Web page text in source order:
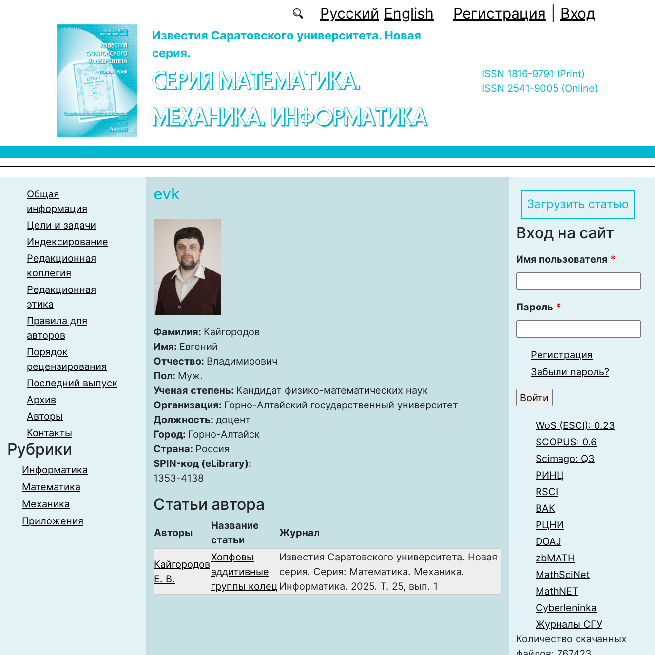
Русский English Регистрация Вход
Известия Саратовского университета. Новая
серия.
СЕРИЯ МАТЕМАТИКА.
МЕХАНИКА. ИНФОРМАТИКА
ISSN 1816-9791 (Print)
ISSN 2541-9005 (Online)
Общая
информация
Цели и задачи
Индексирование
Редакционная
коллегия
Редакционная
этика
Правила для
авторов
Порядок
рецензирования
Последний выпуск
Архив
Авторы
Контакты
Рубрики
Информатика
Математика
Механика
Приложения
evk
Фамилия: Кайгородов
Имя: Евгений
Отчество: Владимирович
Пол: Муж.
Ученая степень: Кандидат физико-математических наук
Организация: Горно-Алтайский государственный университет
Должность: доцент
Город: Горно-Алтайск
Страна: Россия
SPIN-код (eLibrary):
1353-4138
Статьи автора
Авторы
Название
статьи
Журнал
Кайгородов
Е. В.
Хопфовы
аддитивные
группы колец
Известия Саратовского университета. Новая
серия. Серия: Математика. Механика.
Информатика. 2025. Т. 25, вып. 1
Загрузить статью
Вход на сайт
Имя пользователя *
Пароль *
Регистрация
Забыли пароль?
WoS (ESCI): 0.23
SCOPUS: 0.6
Scimago: Q3
РИНЦ
RSCI
ВАК
РЦНИ
DOAJ
zbMATH
MathSciNet
MathNET
Cyberleninka
Журналы СГУ
Количество скачанных